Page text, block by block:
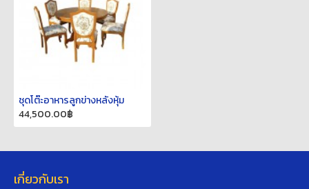
ชุดโต๊ะอาหารลูกข่างหลังหุ้ม
44,500.00฿
เกี่ยวกับเรา